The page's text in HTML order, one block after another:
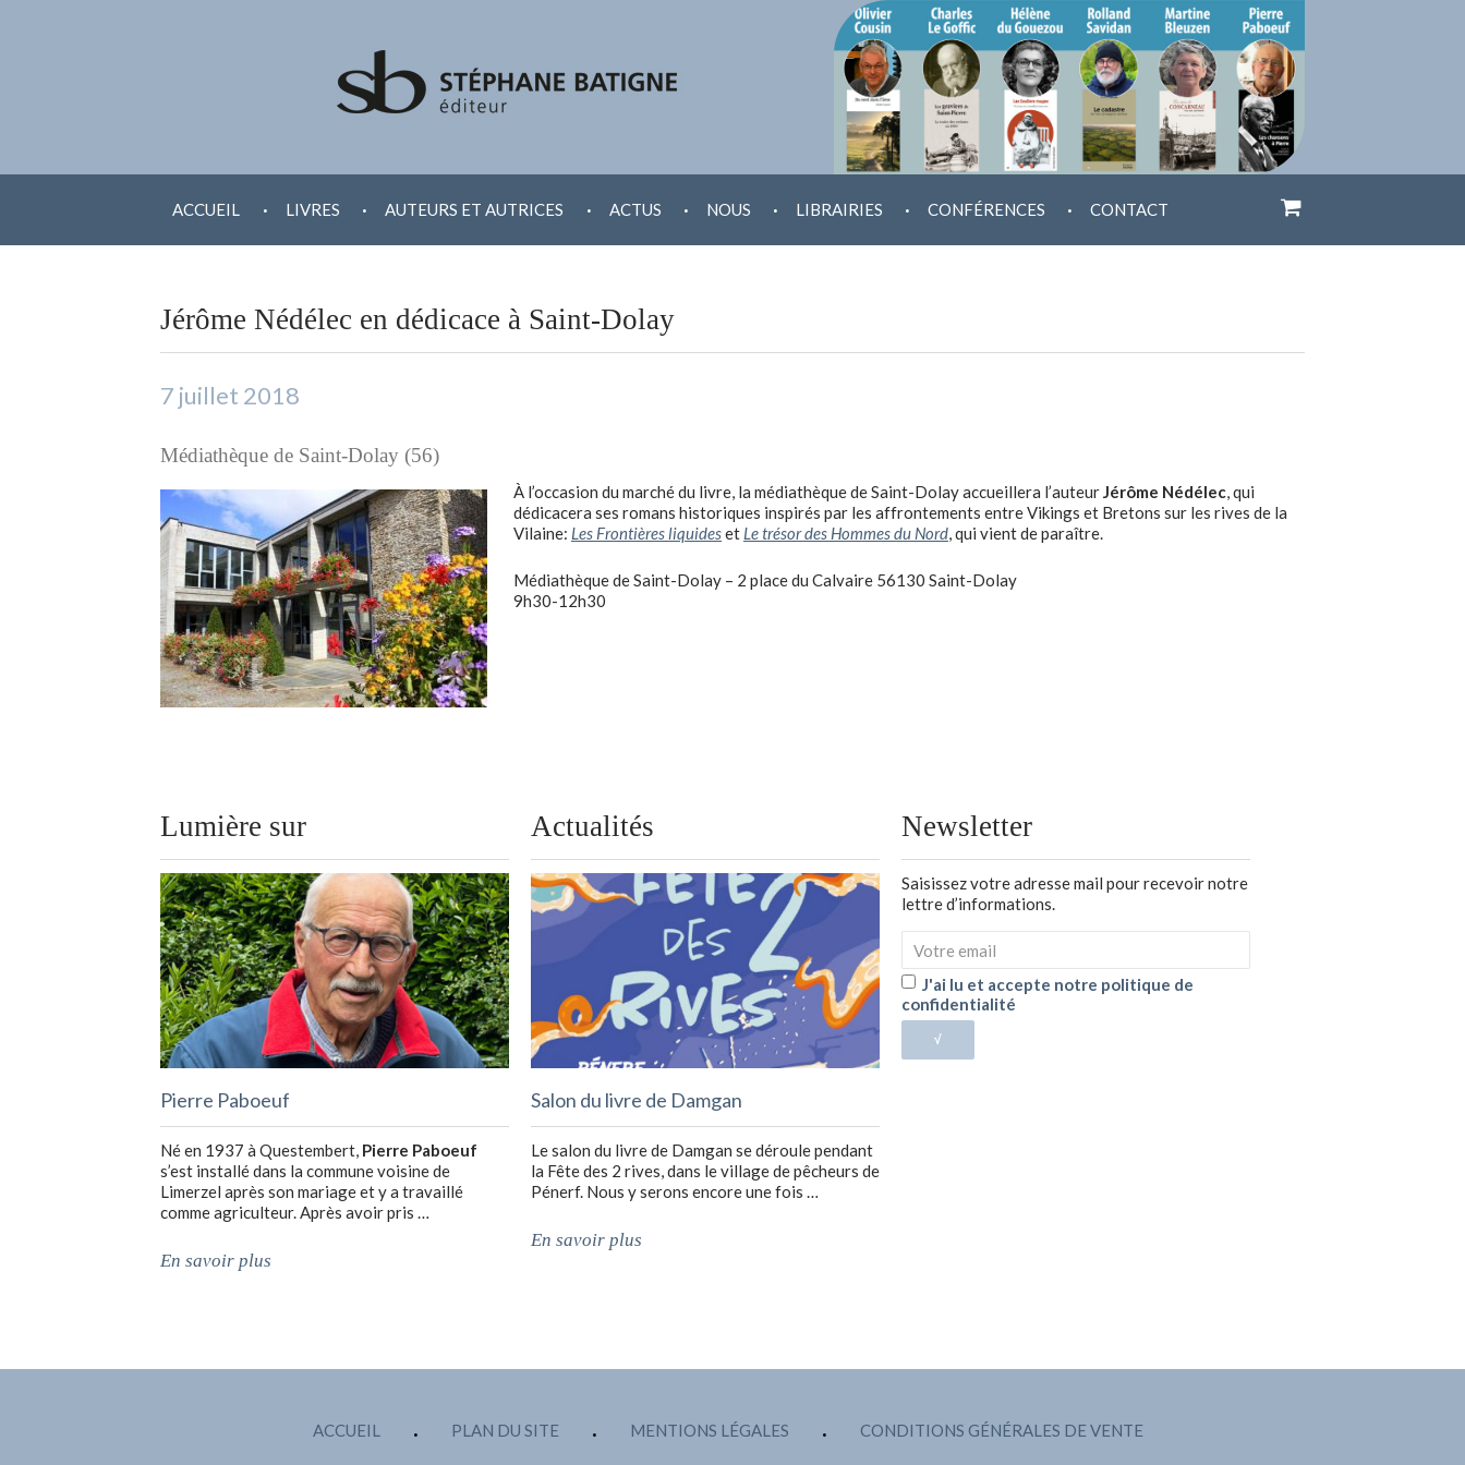
AU
ACCUEIL . LIVRES . AUTEURS ET AUTRICES . ACTUS . NOUS . LIBRAIRIES . CONFÉRENCES . CONTACT
Jérôme Nédélec en dédicace à Saint-Dolay
7 juillet 2018
Médiathèque de Saint-Dolay (56)
À l’occasion du marché du livre, la médiathèque de Saint-Dolay accueillera l’auteurJérôme Nédélec, qui
dédicacera ses romans historiques inspirés par les affrontements entre Vikings et Bretons sur les rives de la
Vilaine: Les Frontières liquideset Le trésor des Hommes du Nord, qui vient de paraître.
Médiathèque de Saint-Dolay – 2 place du Calvaire 56130 Saint-Dolay
9h30-12h30
Lumière sur
Pierre Paboeuf
Né en 1937 à Questembert, Pierre Paboeuf
s’est installé dans la commune voisine de
Limerzel après son mariage et y a travaillé
comme agriculteur. Après avoir pris …
En savoir plus
Actualités
Salon du livre de Damgan
Le salon du livre de Damgan se déroule pendant
la Fête des 2 rives, dans le village de pêcheurs de
Pénerf. Nous y serons encore une fois …
En savoir plus
Newsletter
Saisissez votre adresse mail pour recevoir notre
lettre d’informations.
J'ai lu et accepte notre politique de
confidentialité
√
ACCUEIL PLAN DU SITE MENTIONS LÉGALES CONDITIONS GÉNÉRALES DE VENTE